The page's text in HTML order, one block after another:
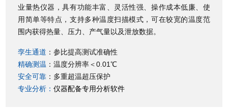
业量热仪器，具有功能丰富、灵活性强、操作成本低廉、使
用简单等特点，支持多种温度扫描模式，可在较宽的温度范
围内获得热量、压力、产气量以及泄放数据。
孪生通道 ：参比提高测试准确性
精确测温 ：温度分辨率＜0.01℃
安全可靠 ：多重超温超压保护
专业分析：仪器配备专用分析软件